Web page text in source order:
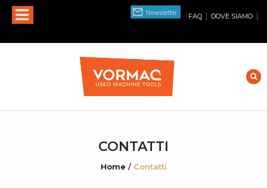
FAQ | DOVE SIAMO |
CONTATTI
Home / Contatti